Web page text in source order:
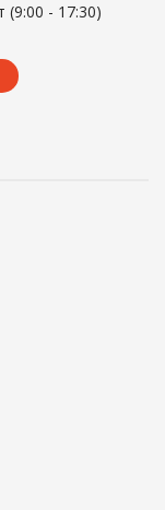
- 17:30)